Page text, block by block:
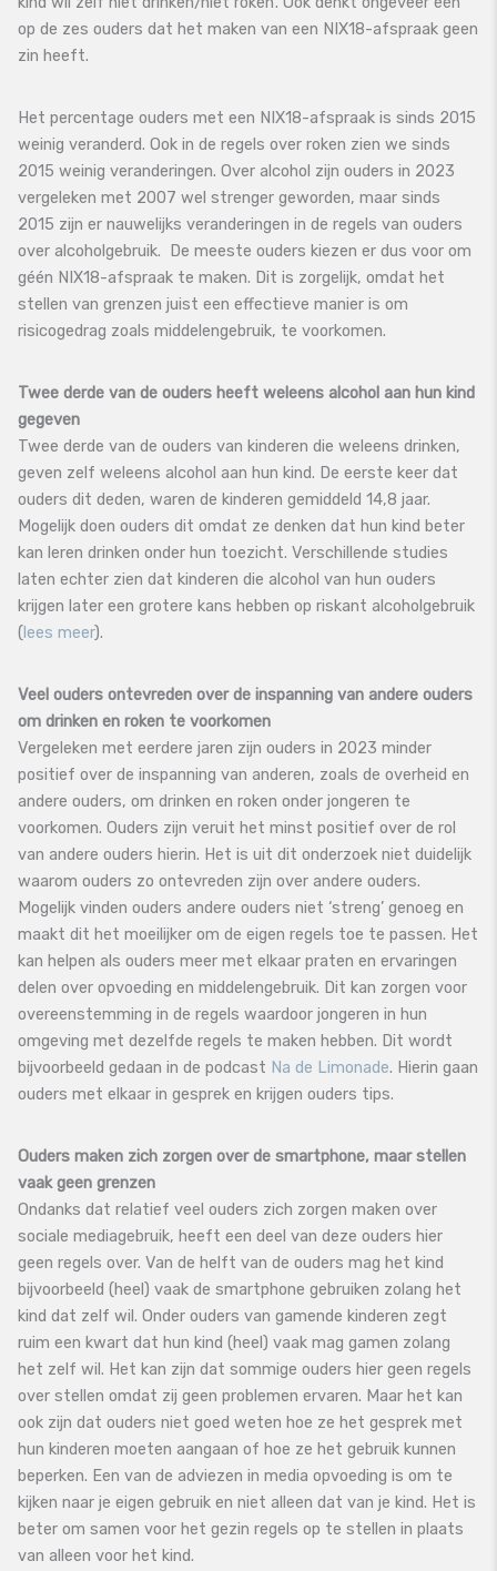
op de zes ouders dat het maken van een NIX18-afspraak geen
zin heeft.
Het percentage ouders met een NIX18-afspraak is sinds 2015
weinig veranderd. Ook in de regels over roken zien we sinds
2015 weinig veranderingen. Over alcohol zijn ouders in 2023
vergeleken met 2007 wel strenger geworden, maar sinds
2015 zijn er nauwelijks veranderingen in de regels van ouders
over alcoholgebruik. De meeste ouders kiezen er dus voor om
géén NIX18-afspraak te maken. Dit is zorgelijk, omdat het
stellen van grenzen juist een effectieve manier is om
risicogedrag zoals middelengebruik, te voorkomen.
Twee derde van de ouders heeft weleens alcohol aan hun kind
gegeven
Twee derde van de ouders van kinderen die weleens drinken,
geven zelf weleens alcohol aan hun kind. De eerste keer dat
ouders dit deden, waren de kinderen gemiddeld 14,8 jaar.
Mogelijk doen ouders dit omdat ze denken dat hun kind beter
kan leren drinken onder hun toezicht. Verschillende studies
laten echter zien dat kinderen die alcohol van hun ouders
krijgen later een grotere kans hebben op riskant alcoholgebruik
(lees meer).
Veel ouders ontevreden over de inspanning van andere ouders
om drinken en roken te voorkomen
Vergeleken met eerdere jaren zijn ouders in 2023 minder
positief over de inspanning van anderen, zoals de overheid en
andere ouders, om drinken en roken onder jongeren te
voorkomen. Ouders zijn veruit het minst positief over de rol
van andere ouders hierin. Het is uit dit onderzoek niet duidelijk
waarom ouders zo ontevreden zijn over andere ouders.
Mogelijk vinden ouders andere ouders niet ‘streng’ genoeg en
maakt dit het moeilijker om de eigen regels toe te passen. Het
kan helpen als ouders meer met elkaar praten en ervaringen
delen over opvoeding en middelengebruik. Dit kan zorgen voor
overeenstemming in de regels waardoor jongeren in hun
omgeving met dezelfde regels te maken hebben. Dit wordt
bijvoorbeeld gedaan in de podcast Na de Limonade. Hierin gaan
ouders met elkaar in gesprek en krijgen ouders tips.
Ouders maken zich zorgen over de smartphone, maar stellen
vaak geen grenzen
Ondanks dat relatief veel ouders zich zorgen maken over
sociale mediagebruik, heeft een deel van deze ouders hier
geen regels over. Van de helft van de ouders mag het kind
bijvoorbeeld (heel) vaak de smartphone gebruiken zolang het
kind dat zelf wil. Onder ouders van gamende kinderen zegt
ruim een kwart dat hun kind (heel) vaak mag gamen zolang
het zelf wil. Het kan zijn dat sommige ouders hier geen regels
over stellen omdat zij geen problemen ervaren. Maar het kan
ook zijn dat ouders niet goed weten hoe ze het gesprek met
hun kinderen moeten aangaan of hoe ze het gebruik kunnen
beperken. Een van de adviezen in media opvoeding is om te
kijken naar je eigen gebruik en niet alleen dat van je kind. Het is
beter om samen voor het gezin regels op te stellen in plaats
van alleen voor het kind.